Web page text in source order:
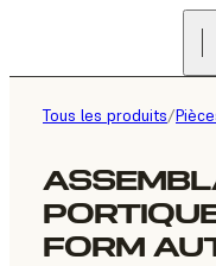
Tous les produits/
FORM